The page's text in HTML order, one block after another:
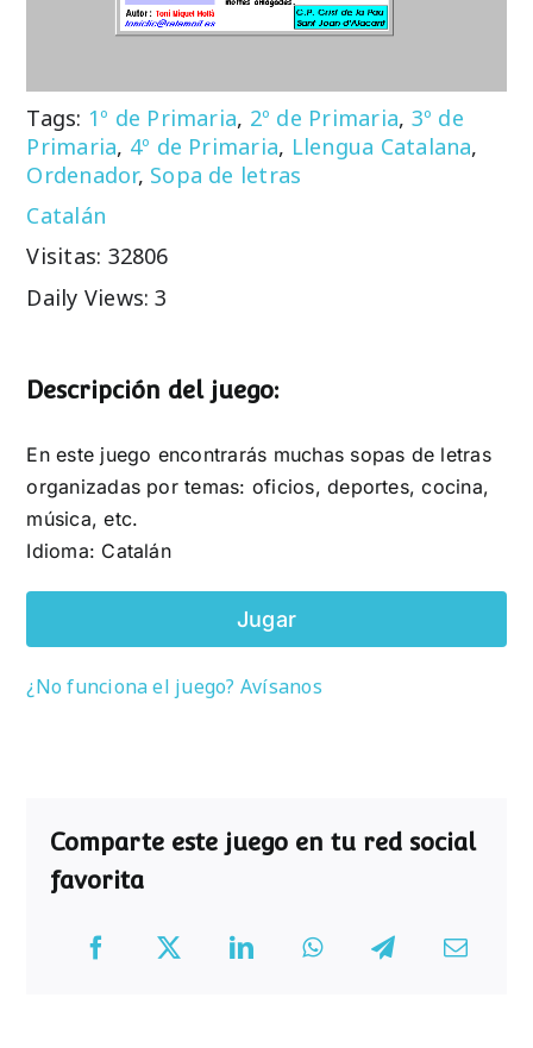
Tags: 1º de Primaria, 2º de Primaria, 3º de
Primaria, 4º de Primaria, Llengua Catalana,
Ordenador, Sopa de letras
Catalán
Visitas: 32806
Daily Views: 3
Descripción del juego:
En este juego encontrarás muchas sopas de letras
organizadas por temas: oficios, deportes, cocina,
música, etc.
Idioma: Catalán
Jugar
¿No funciona el juego? Avísanos
Comparte este juego en tu red social
favorita